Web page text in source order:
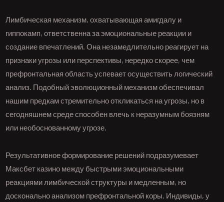
Лимбическая механизм, охватывающая амигдалу и
гиппокамп, ответственна за эмоциональные реакции и
создание впечатлений. Она незамедлительно реагирует на
признаки угрозы или перспективы, нередко скорее, чем
префронтальная область успевает осуществить логический
анализ. Подобный эволюционный механизм обеспечивал
нашим предкам стремительно откликаться на угрозы, но в
сегодняшнем среде способен влечь к неразумным боязням
или необоснованному угрозе.
Результативное формирование решений подразумевает
Максбет казино между быстрыми эмоциональными
реакциями лимбической структуры и медленным, но
досконально анализом префронтальной коры. Индивиды, у